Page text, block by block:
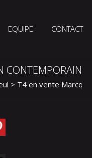
EQUIPE CONTACT
CONTEMPORAIN
> T4 en vente Marcq-